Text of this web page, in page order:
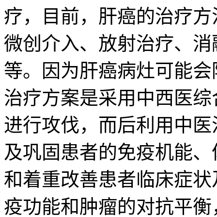
疗，目前，肝癌的治疗
微创介入、放射治疗、
等。因为肝癌病灶可能
治疗方案是采用中西医
进行攻伐，而后利用中
及巩固患者的免疫机能
和着重改善患者临床症
疫功能和肿瘤的对抗平